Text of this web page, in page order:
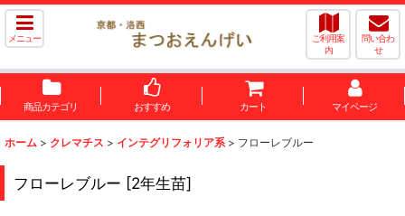
メニュー
ご利用案
内
問い合わ
せ
商品カテゴリ おすすめ カート マイページ
ホーム > クレマチス > インテグリフォリア系 > フローレブルー
フローレブルー [2年生苗]